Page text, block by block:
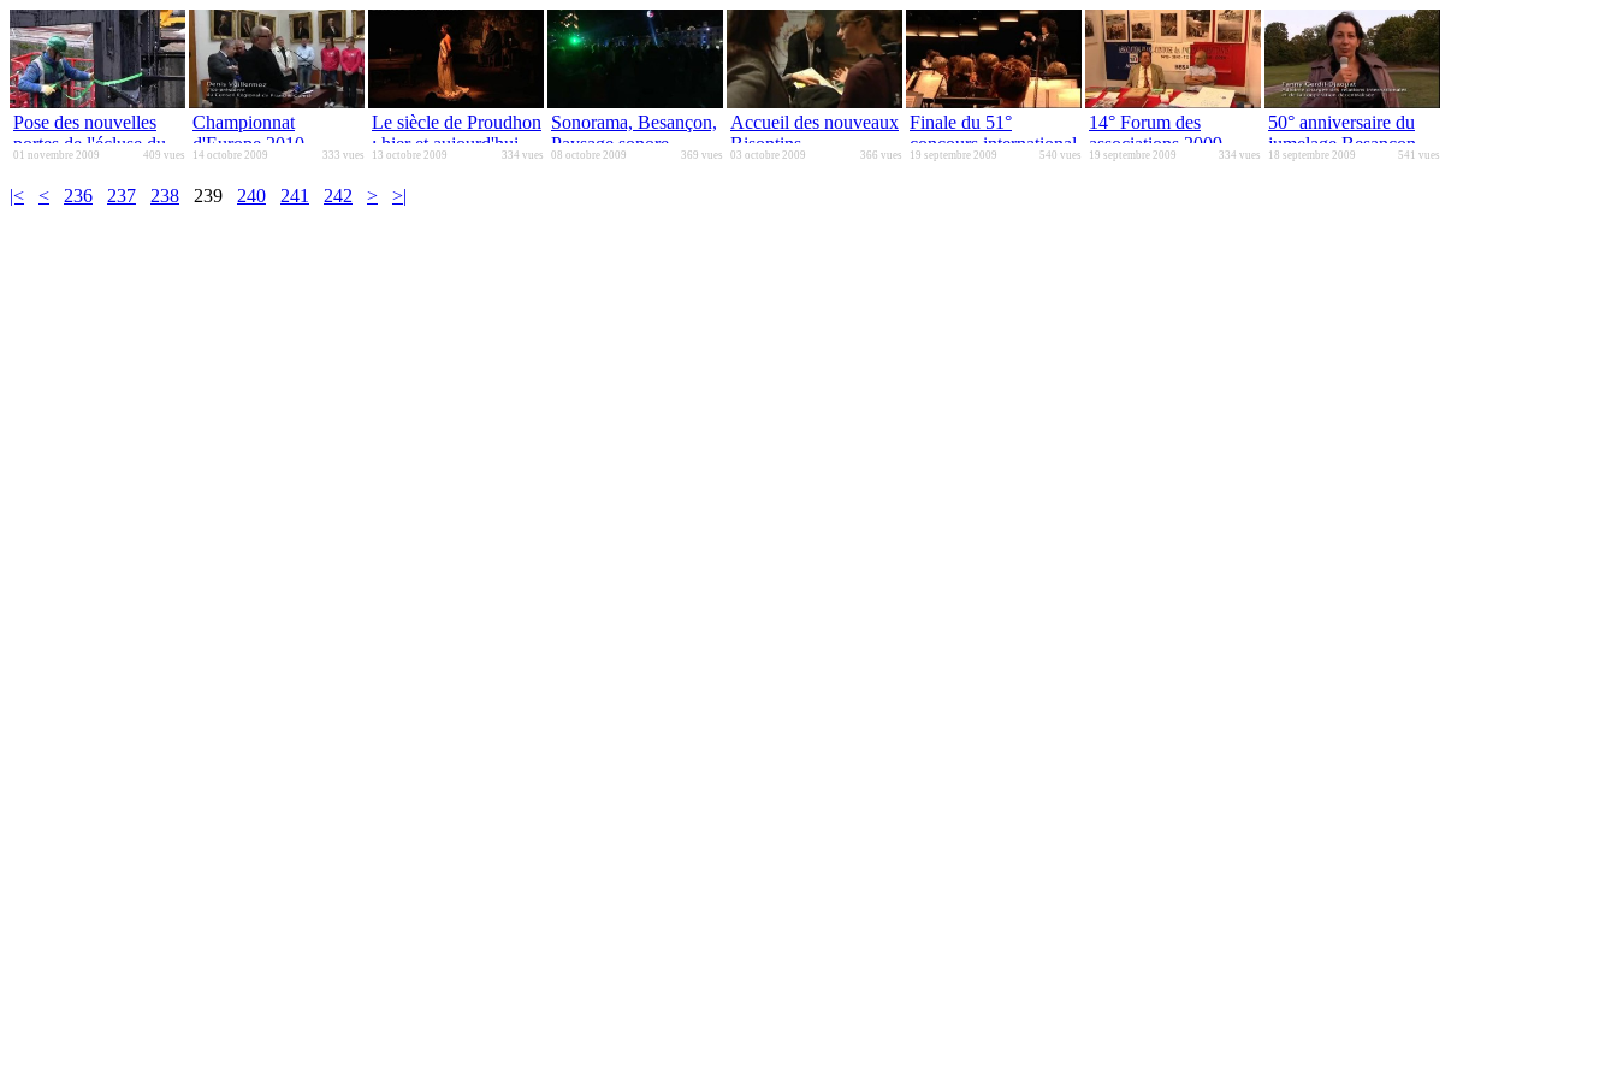
Pose des nouvelles
portes de l'écluse du
Moulin Saint-Paul
01 novembre 2009 409 vues
Championnat
d'Europe 2010
Handball féminin
France / Islande
14 octobre 2009 333 vues
Le siècle de Proudhon
: hier et aujourd'hui
13 octobre 2009 334 vues
Sonorama, Besançon,
Paysage sonore
08 octobre 2009 369 vues
Accueil des nouveaux
Bisontins
03 octobre 2009 366 vues
Finale du 51°
concours international
de jeunes chefs
19 septembre 2009 540 vues
14° Forum des
associations 2009
19 septembre 2009 334 vues
50° anniversaire du
jumelage Besançon -
Fribourg en Brisgau
18 septembre 2009 541 vues
|< < 236 237 238 239 240 241 242 > >|